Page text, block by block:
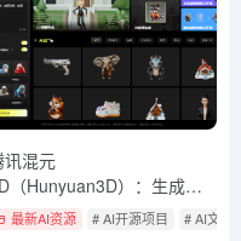
讯混元
（Hunyuan3D）：生成高
辨率3D资产，多种3D素材
最新AI资源 # AI开源项目 # AI文本